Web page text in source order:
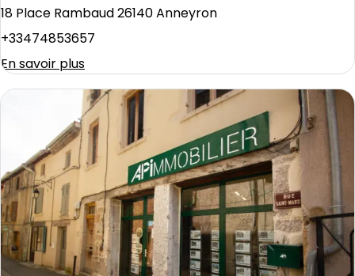
18 Place Rambaud 26140 Anneyron
+33474853657
En savoir plus